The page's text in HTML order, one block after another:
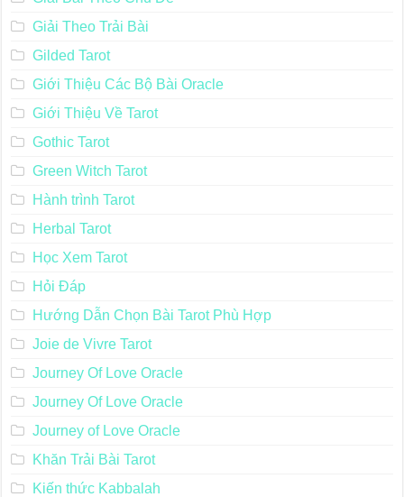
Giải Theo Trải Bài
Gilded Tarot
Giới Thiệu Các Bộ Bài Oracle
Giới Thiệu Về Tarot
Gothic Tarot
Green Witch Tarot
Hành trình Tarot
Herbal Tarot
Học Xem Tarot
Hỏi Đáp
Hướng Dẫn Chọn Bài Tarot Phù Hợp
Joie de Vivre Tarot
Journey Of Love Oracle
Journey Of Love Oracle
Journey of Love Oracle
Khăn Trải Bài Tarot
Kiến thức Kabbalah